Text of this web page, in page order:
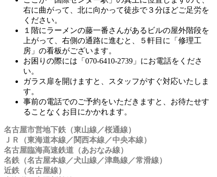
右に曲がって、北に向かって徒歩で３分ほどご足労を
ください。
１階にラーメンの藤一番さんがあるビルの屋外階段を
上がって、右側の通路に進むと、５軒目に「修理工
房」の看板がございます。
お困りの際には「070-6410-2739」にお電話をくださ
い。
ガラス扉を開けますと、スタッフがすぐ対応いたしま
す。
事前の電話でのご予約をいただきますと、お待たせす
ることなくお目にかかれます。
名古屋市営地下鉄（東山線／桜通線）
ＪＲ（東海道本線／関西本線／中央本線）
名古屋臨海高速鉄道（あおなみ線）
名鉄（名古屋本線／犬山線／津島線／常滑線）
近鉄（名古屋線）